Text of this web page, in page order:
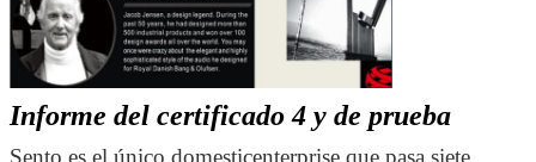
Informe del certificado 4 y de prueba
Sento es el único domesticenterprise que pasa siete